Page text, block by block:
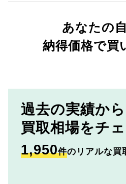
あなたの自
納得価格で買
過去の実績から
買取相場をチ
1,950件のリアルな買